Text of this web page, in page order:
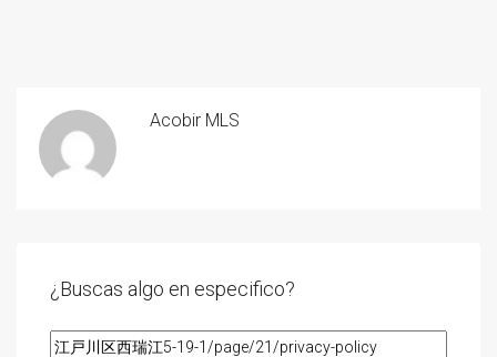
Acobir MLS
¿Buscas algo en especifico?